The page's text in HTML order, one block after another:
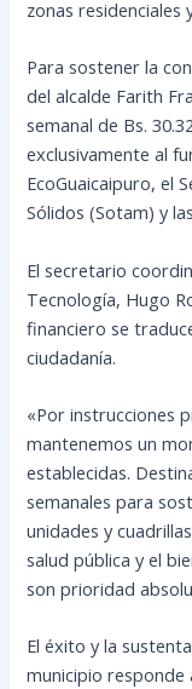
zonas residenciales
Para sostener la
del alcalde Farith
semanal de Bs.
exclusivamente al
EcoGuaicaipuro, el
Sólidos (Sotam) y
El secretario
Tecnología, Hugo
financiero se
ciudadanía.
«Por instrucciones
mantenemos un
establecidas.
semanales para
unidades y
salud pública y el
son prioridad
El éxito y la
municipio